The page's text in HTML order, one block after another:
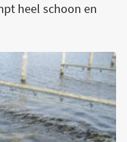
heel schoon en